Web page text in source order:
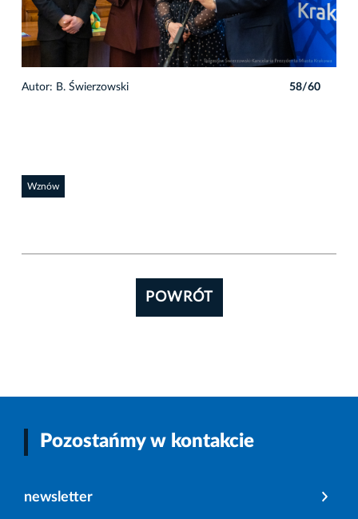
Autor: B. Świerzowski 58/60
Wznów
POWRÓT
Pozostańmy w kontakcie
newsletter